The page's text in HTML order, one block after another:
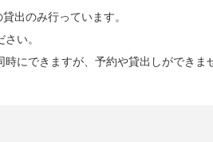
出のみ行っています。
い。
時にできますが、予約や貸出しができま